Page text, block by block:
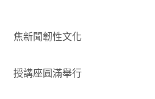
傳授學術寫
焦新聞韌性文化
香港中文大
授講座圓滿舉行